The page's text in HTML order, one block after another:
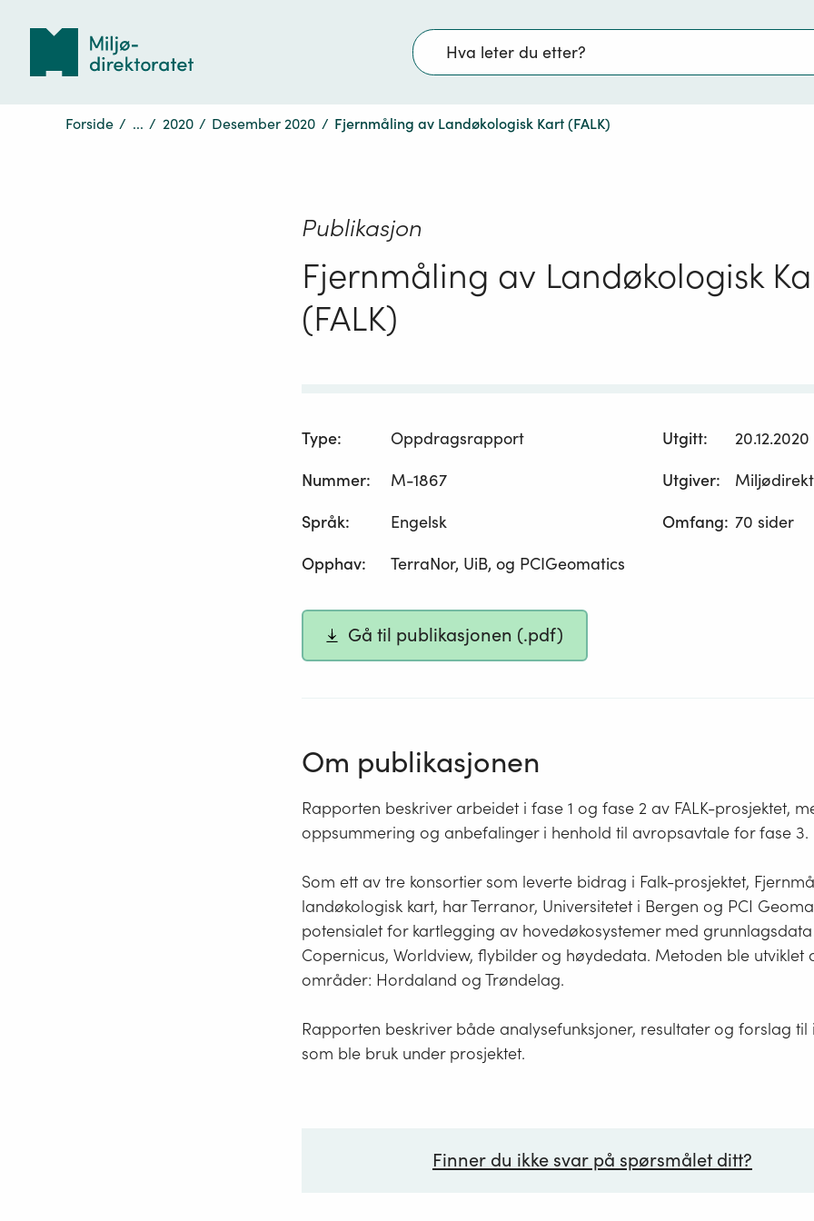
Søk
Forside / ... / 2020 / Desember 2020 / Fjernmåling av Landøkologisk Kart (FALK)
Publikasjon
Fjernmåling av Landøkologisk
(FALK)
Type: Oppdragsrapport Utgitt:
20.12.2020
Nummer: M-1867 Utgiver:
Språk: Engelsk Omfang: 70 sider
Opphav: TerraNor, UiB, og PCIGeomatics
Gå til publikasjonen (.pdf)
Om publikasjonen
Rapporten beskriver arbeidet i fase 1 og fase 2 av FALK-prosjektet,
oppsummering og anbefalinger i henhold til avropsavtale for fase 3.
Som ett av tre konsortier som leverte bidrag i Falk-prosjektet,
landøkologisk kart, har Terranor, Universitetet i Bergen og PCI
potensialet for kartlegging av hovedøkosystemer med
Copernicus, Worldview, flybilder og høydedata. Metoden ble utviklet
områder: Hordaland og Trøndelag.
Rapporten beskriver både analysefunksjoner, resultater og forslag til
som ble bruk under prosjektet.
Finner du ikke svar på spørsmålet ditt?